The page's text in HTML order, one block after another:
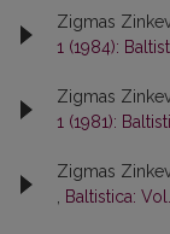
Zigmas
1 (1984):
Zigmas
1 (1981):
Zigmas
Baltistica: